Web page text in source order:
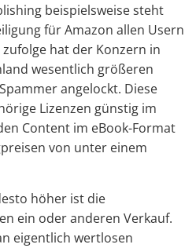
beispielsweise steht
für Amazon allen Usern
hat der Konzern in
wesentlich größeren
angelockt. Diese
Lizenzen günstig im
Content im eBook-Format
von unter einem
höher ist die
ein oder anderen Verkauf.
eigentlich wertlosen